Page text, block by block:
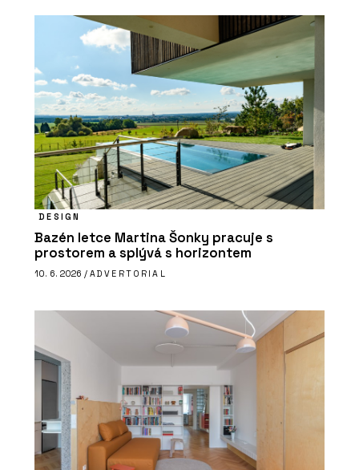
DESIGN
Bazén letce Martina Šonky pracuje s
prostorem a splývá s horizontem
10. 6. 2026 / ADVERTORIAL